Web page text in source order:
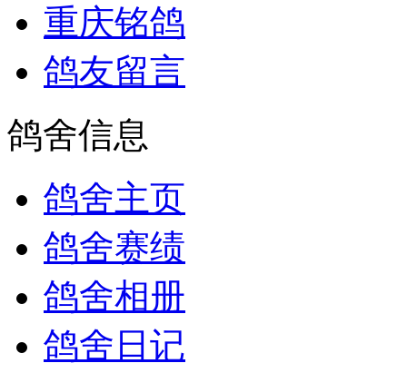
重庆铭鸽
鸽友留言
鸽舍信息
鸽舍主页
鸽舍赛绩
鸽舍相册
鸽舍日记